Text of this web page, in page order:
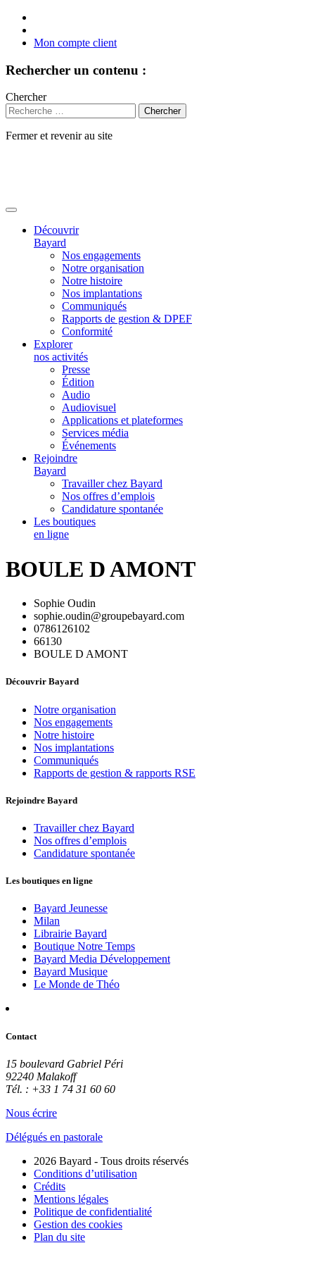
Mon compte client
Rechercher un contenu :
Chercher
Fermer et revenir au site
Découvrir
Bayard
Nos engagements
Notre organisation
Notre histoire
Nos implantations
Communiqués
Rapports de gestion & DPEF
Conformité
Explorer
nos activités
Presse
Édition
Audio
Audiovisuel
Applications et plateformes
Services média
Événements
Rejoindre
Bayard
Travailler chez Bayard
Nos offres d’emplois
Candidature spontanée
Les boutiques
en ligne
BOULE D AMONT
Sophie Oudin
sophie.oudin@groupebayard.com
0786126102
66130
BOULE D AMONT
Découvrir Bayard
Notre organisation
Nos engagements
Notre histoire
Nos implantations
Communiqués
Rapports de gestion & rapports RSE
Rejoindre Bayard
Travailler chez Bayard
Nos offres d’emplois
Candidature spontanée
Les boutiques en ligne
Bayard Jeunesse
Milan
Librairie Bayard
Boutique Notre Temps
Bayard Media Développement
Bayard Musique
Le Monde de Théo
Contact
15 boulevard Gabriel Péri
92240 Malakoff
Tél. : +33 1 74 31 60 60
Nous écrire
Délégués en pastorale
2026 Bayard - Tous droits réservés
Conditions d’utilisation
Crédits
Mentions légales
Politique de confidentialité
Gestion des cookies
Plan du site